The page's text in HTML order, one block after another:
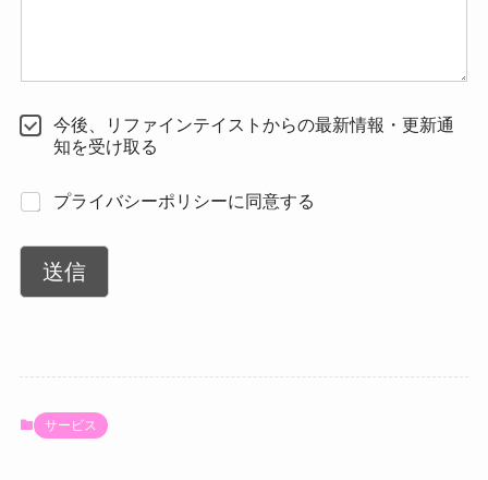
今後、リファインテイストからの最新情報・更新通
知を受け取る
* プライバシーポリシーに同意する
送信
サービス